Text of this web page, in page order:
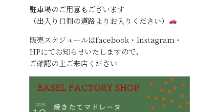
駐車場のご用意もございます
（出入り口側の道路よりお入りください）
販売スケジュールはfacebook・Instagram・
HPにてお知らせいたしますので、
ご確認の上ご来店ください